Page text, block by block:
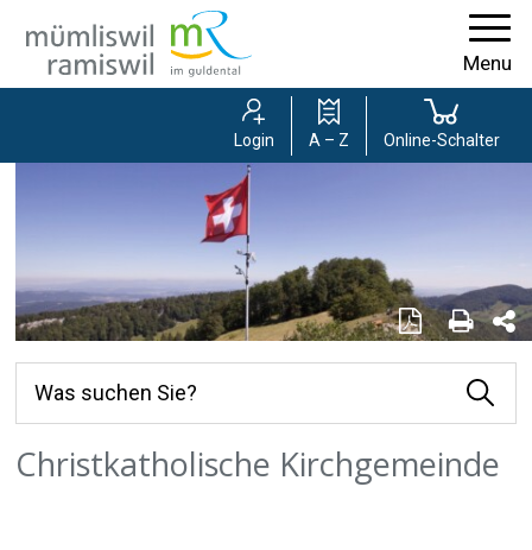
Navigieren in der Gemeinde
Schnellnavigation
Menu
Login A – Z Online-Schalter
Was suchen Sie?
Seite als
Seite
Hauptnavigation
Christkatholische Kirchgemeinde